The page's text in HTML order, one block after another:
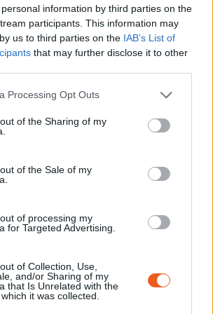
information by third parties on the
participants. This information may
us to third parties on the IAB’s List of
that may further disclose it to other
Processing Opt Outs
of the Sharing of my
of the Sale of my
of processing my
for Targeted Advertising.
of Collection, Use,
and/or Sharing of my
that Is Unrelated with the
it was collected.
l’exposition
à votre disposition.
ou de prolonger votre visite,